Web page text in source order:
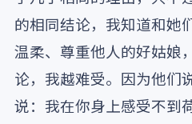
的相同结论，我知道和她
温柔、尊重他人的好姑娘
论，我越难受。因为他们
说：我在你身上感受不到